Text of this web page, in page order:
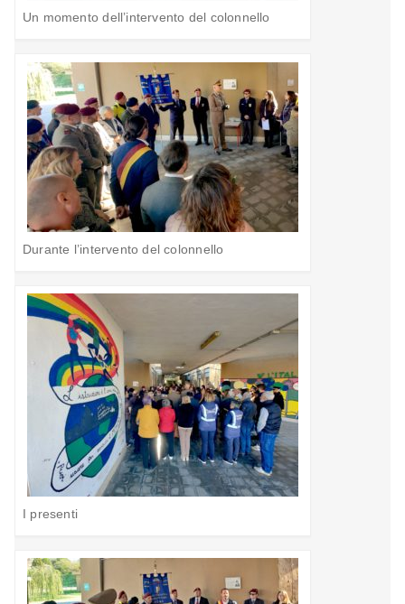
Un momento dell’intervento del colonnello
Durante l’intervento del colonnello
I presenti